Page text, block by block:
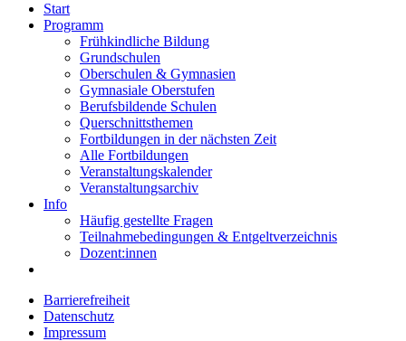
Start
Programm
Frühkindliche Bildung
Grundschulen
Oberschulen & Gymnasien
Gymnasiale Oberstufen
Berufsbildende Schulen
Querschnittsthemen
Fortbildungen in der nächsten Zeit
Alle Fortbildungen
Veranstaltungskalender
Veranstaltungsarchiv
Info
Häufig gestellte Fragen
Teilnahmebedingungen & Entgeltverzeichnis
Dozent:innen
Barrierefreiheit
Datenschutz
Impressum